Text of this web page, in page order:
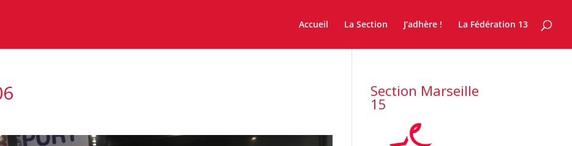
Accueil La Section J’adhère ! La Fédération 13
Section Marseille
15